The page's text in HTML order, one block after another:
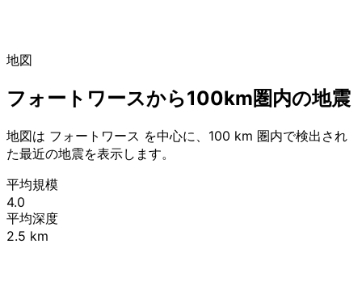
地図
フォートワースから100km圏内の地震
地図は フォートワース を中心に、100 km 圏内で検出され
た最近の地震を表示します。
平均規模
4.0
平均深度
2.5 km